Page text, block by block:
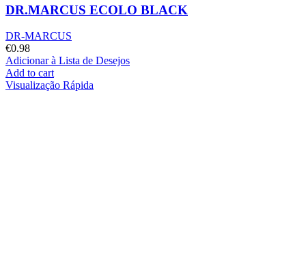
DR.MARCUS ECOLO BLACK
DR-MARCUS
€0.98
Adicionar à Lista de Desejos
Add to cart
Visualização Rápida